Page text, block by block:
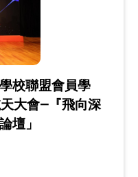
校聯盟會員學
大會—『飛向深
壇」